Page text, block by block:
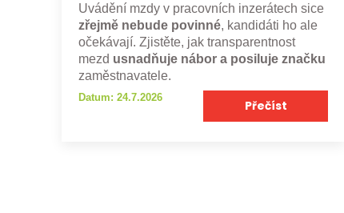
Uvádění mzdy v pracovních inzerátech sice
zřejmě nebude povinné, kandidáti ho ale
očekávají. Zjistěte, jak transparentnost
mezd usnadňuje nábor a posiluje značku
zaměstnavatele.
Datum: 24.7.2026
Přečíst